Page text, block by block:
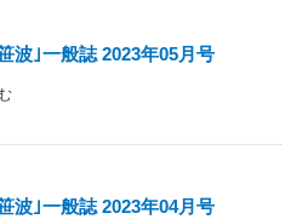
波｣一般誌 2023年05月号
波｣一般誌 2023年04月号